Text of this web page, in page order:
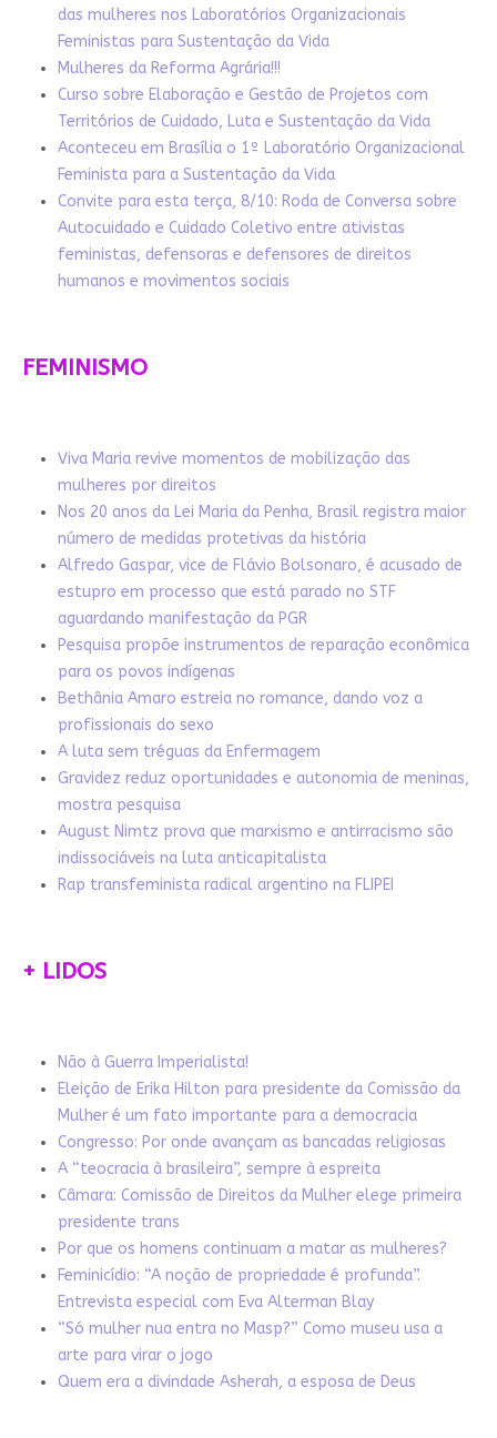
das mulheres nos Laboratórios Organizacionais
Feministas para Sustentação da Vida
Mulheres da Reforma Agrária!!!
Curso sobre Elaboração e Gestão de Projetos com
Territórios de Cuidado, Luta e Sustentação da Vida
Aconteceu em Brasília o 1º Laboratório Organizacional
Feminista para a Sustentação da Vida
Convite para esta terça, 8/10: Roda de Conversa sobre
Autocuidado e Cuidado Coletivo entre ativistas
feministas, defensoras e defensores de direitos
humanos e movimentos sociais
FEMINISMO
Viva Maria revive momentos de mobilização das
mulheres por direitos
Nos 20 anos da Lei Maria da Penha, Brasil registra maior
número de medidas protetivas da história
Alfredo Gaspar, vice de Flávio Bolsonaro, é acusado de
estupro em processo que está parado no STF
aguardando manifestação da PGR
Pesquisa propõe instrumentos de reparação econômica
para os povos indígenas
Bethânia Amaro estreia no romance, dando voz a
profissionais do sexo
A luta sem tréguas da Enfermagem
Gravidez reduz oportunidades e autonomia de meninas,
mostra pesquisa
August Nimtz prova que marxismo e antirracismo são
indissociáveis na luta anticapitalista
Rap transfeminista radical argentino na FLIPEI
+ LIDOS
Não à Guerra Imperialista!
Eleição de Erika Hilton para presidente da Comissão da
Mulher é um fato importante para a democracia
Congresso: Por onde avançam as bancadas religiosas
A “teocracia à brasileira”, sempre à espreita
Câmara: Comissão de Direitos da Mulher elege primeira
presidente trans
Por que os homens continuam a matar as mulheres?
Feminicídio: “A noção de propriedade é profunda”.
Entrevista especial com Eva Alterman Blay
“Só mulher nua entra no Masp?” Como museu usa a
arte para virar o jogo
Quem era a divindade Asherah, a esposa de Deus